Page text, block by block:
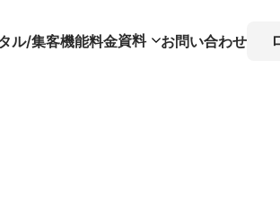
ル/集客機能料金資料 お問い合わせ